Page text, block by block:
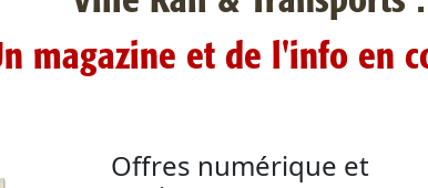
magazine et de l'info en
Offres numérique et